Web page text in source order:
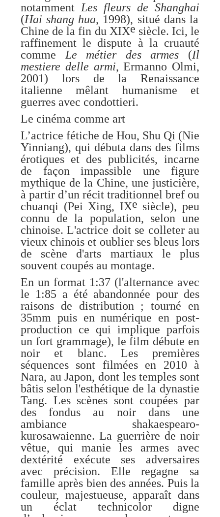
notammentLes fleurs de Shanghai
(Hai shang hua, 1998), situé dans la
Chine de la fin du XIXe siècle. Ici, le
raffinement le dispute à la cruauté
commeLe métier des armes (Il
mestiere delle armi, Ermanno Olmi,
2001) lors de la Renaissance
italienne mêlant humanisme et
guerres avec condottieri.
Le cinéma comme art
L’actrice fétiche de Hou, Shu Qi (Nie
Yinniang), qui débuta dans des films
érotiques et des publicités, incarne
de façon impassible une figure
mythique de la Chine, une justicière,
à partir d’un récit traditionnel bref ou
chuanqi (Pei Xing, IXe siècle), peu
connu de la population, selon une
chinoise. L'actrice doit se colleter au
vieux chinois et oublier ses bleus lors
de scène d'arts martiaux le plus
souvent coupés au montage.
En un format 1:37 (l'alternance avec
le 1:85 a été abandonnée pour des
raisons de distribution ; tourné en
35mm puis en numérique en post-
production ce qui implique parfois
un fort grammage), le film débute en
noir et blanc. Les premières
séquences sont filmées en 2010 à
Nara, au Japon, dont les temples sont
bâtis selon l'esthétique de la dynastie
Tang. Les scènes sont coupées par
des fondus au noir dans une
ambiance shakaespearo-
kurosawaienne. La guerrière de noir
vêtue, qui manie les armes avec
dextérité exécute ses adversaires
avec précision. Elle regagne sa
famille après bien des années. Puis la
couleur, majestueuse, apparaît dans
un éclat technicolor digne